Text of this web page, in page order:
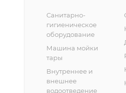
Санитарно-
гигиеническое
оборудование
Машина мойки
тары
Внутреннее и
внешнее
водоотведение